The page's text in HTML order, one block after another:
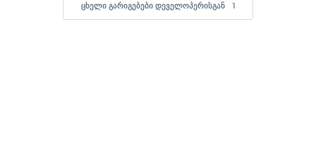
ᲪᲮᲔᲚᲘ ᲒᲐᲠᲘᲒᲔᲑᲔᲑᲘ ᲓᲔᲕᲔᲚᲝᲞᲔᲠᲘᲡᲒᲐᲜ 1